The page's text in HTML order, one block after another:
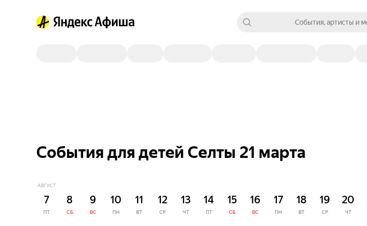
События, артисты и
События для детей Селты 21 марта
АВГУСТ
7
ПТ
8
СБ
9
ВС
10
ПН
11
ВТ
12
СР
13
ЧТ
14
ПТ
15
СБ
16
ВС
17
ПН
18
ВТ
19
СР
20
ЧТ